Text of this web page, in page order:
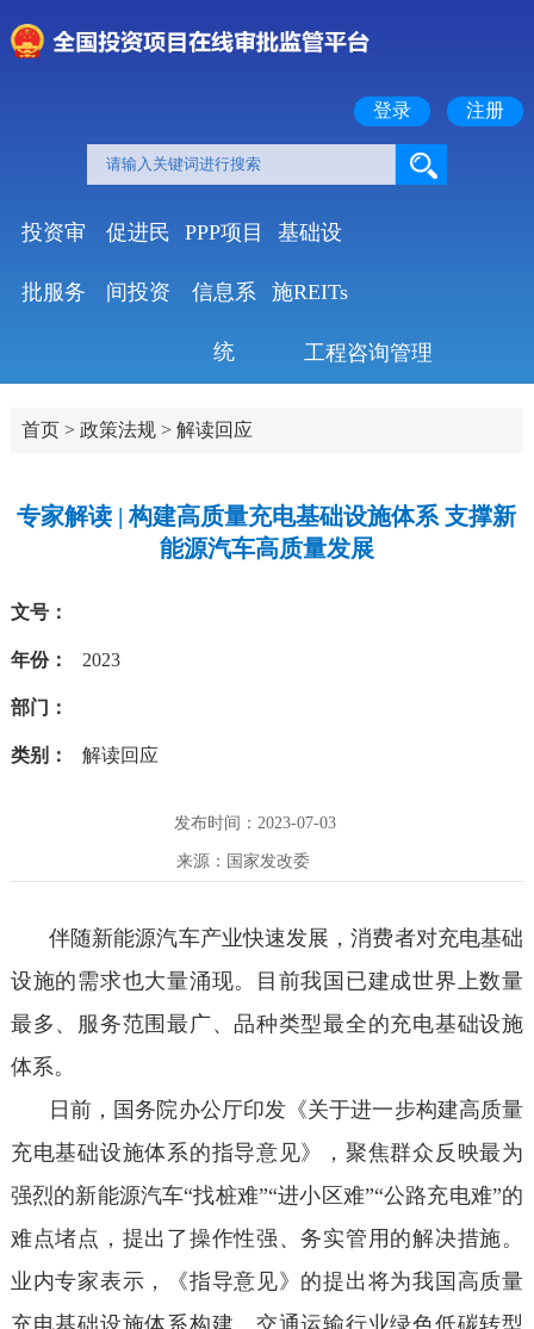
登录 注册
投资审
批服务
促进民
间投资
PPP项目
信息系
统
基础设
施REITs
工程咨询管理
首页> 政策法规> 解读回应
专家解读 | 构建高质量充电基础设施体系 支撑新
能源汽车高质量发展
文号：
年份： 2023
部门：
类别： 解读回应
发布时间：2023-07-03
来源：国家发改委
伴随新能源汽车产业快速发展，消费者对充电基础
设施的需求也大量涌现。目前我国已建成世界上数量
最多、服务范围最广、品种类型最全的充电基础设施
体系。
日前，国务院办公厅印发《关于进一步构建高质量
充电基础设施体系的指导意见》，聚焦群众反映最为
强烈的新能源汽车“找桩难”“进小区难”“公路充电难”的
难点堵点，提出了操作性强、务实管用的解决措施。
业内专家表示，《指导意见》的提出将为我国高质量